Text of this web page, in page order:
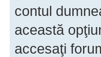
contul
această
accesaţi